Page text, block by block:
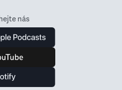
nás